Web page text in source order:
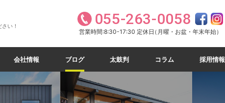
い！ 055-263-0058
営業時間:8:30-17:30 定休日（月曜・お盆・年末年始）
会社情報 ブログ 太鼓判 コラム 採用情報